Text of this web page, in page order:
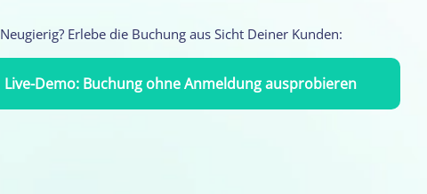
Neugierig? Erlebe die Buchung aus Sicht Deiner Kunden:
Live-Demo: Buchung ohne Anmeldung ausprobieren